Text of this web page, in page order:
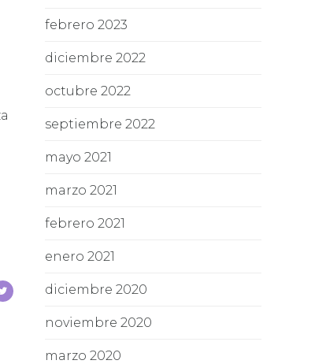
febrero 2023
diciembre 2022
octubre 2022
septiembre 2022
mayo 2021
marzo 2021
febrero 2021
enero 2021
diciembre 2020
noviembre 2020
marzo 2020